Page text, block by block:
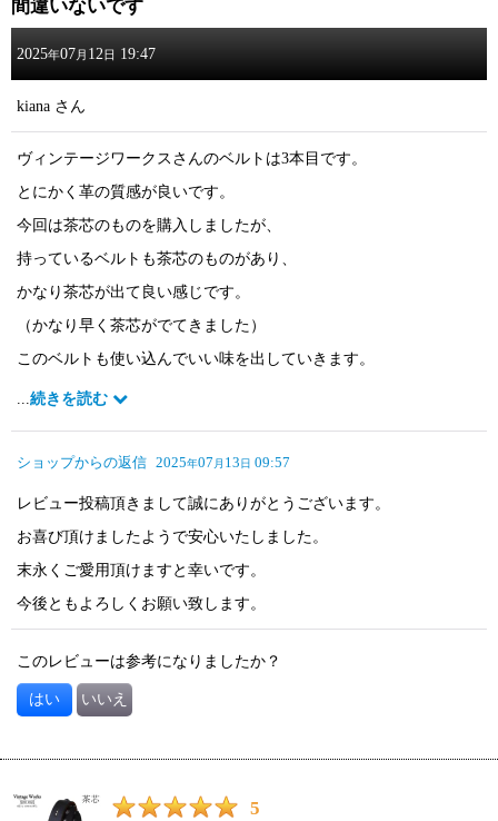
間違いないです
2025年07月 12日 19:47
kiana さん
ヴィンテージワークスさんのベルトは3本目です。
とにかく革の質感が良いです。
今回は茶芯のものを購入しましたが、
持っているベルトも茶芯のものがあり、
かなり茶芯が出て良い感じです。
（かなり早く茶芯がでてきました）
このベルトも使い込んでいい味を出していきます。
今は中々入手も難しくなってきたヴィンテージワークスさん。
続きを読む
ショップからの返信 2025年07 月 13日 09:57
レビュー投稿頂きまして誠にありがとうございます。
お喜び頂けましたようで安心いたしました。
末永くご愛用頂けますと幸いです。
今後ともよろしくお願い致します。
このレビューは参考になりましたか？
はい いいえ
5